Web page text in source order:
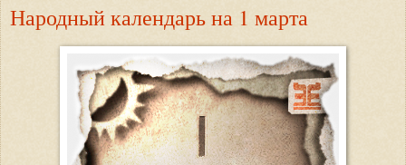
Народный календарь на 1 марта